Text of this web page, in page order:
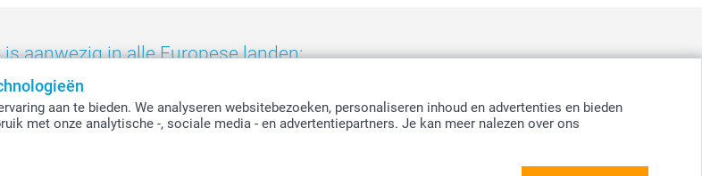
aan te bieden. We analyseren websitebezoeken, personaliseren inhoud en advertenties en bieden
met onze analytische -, sociale media - en advertentiepartners. Je kan meer nalezen over ons
aanwezig in alle Europese landen:
- Norge - Österreich